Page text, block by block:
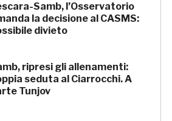
Samb, l’Osservatorio
la decisione al CASMS:
divieto
ripresi gli allenamenti:
seduta al Ciarrocchi. A
Tunjov